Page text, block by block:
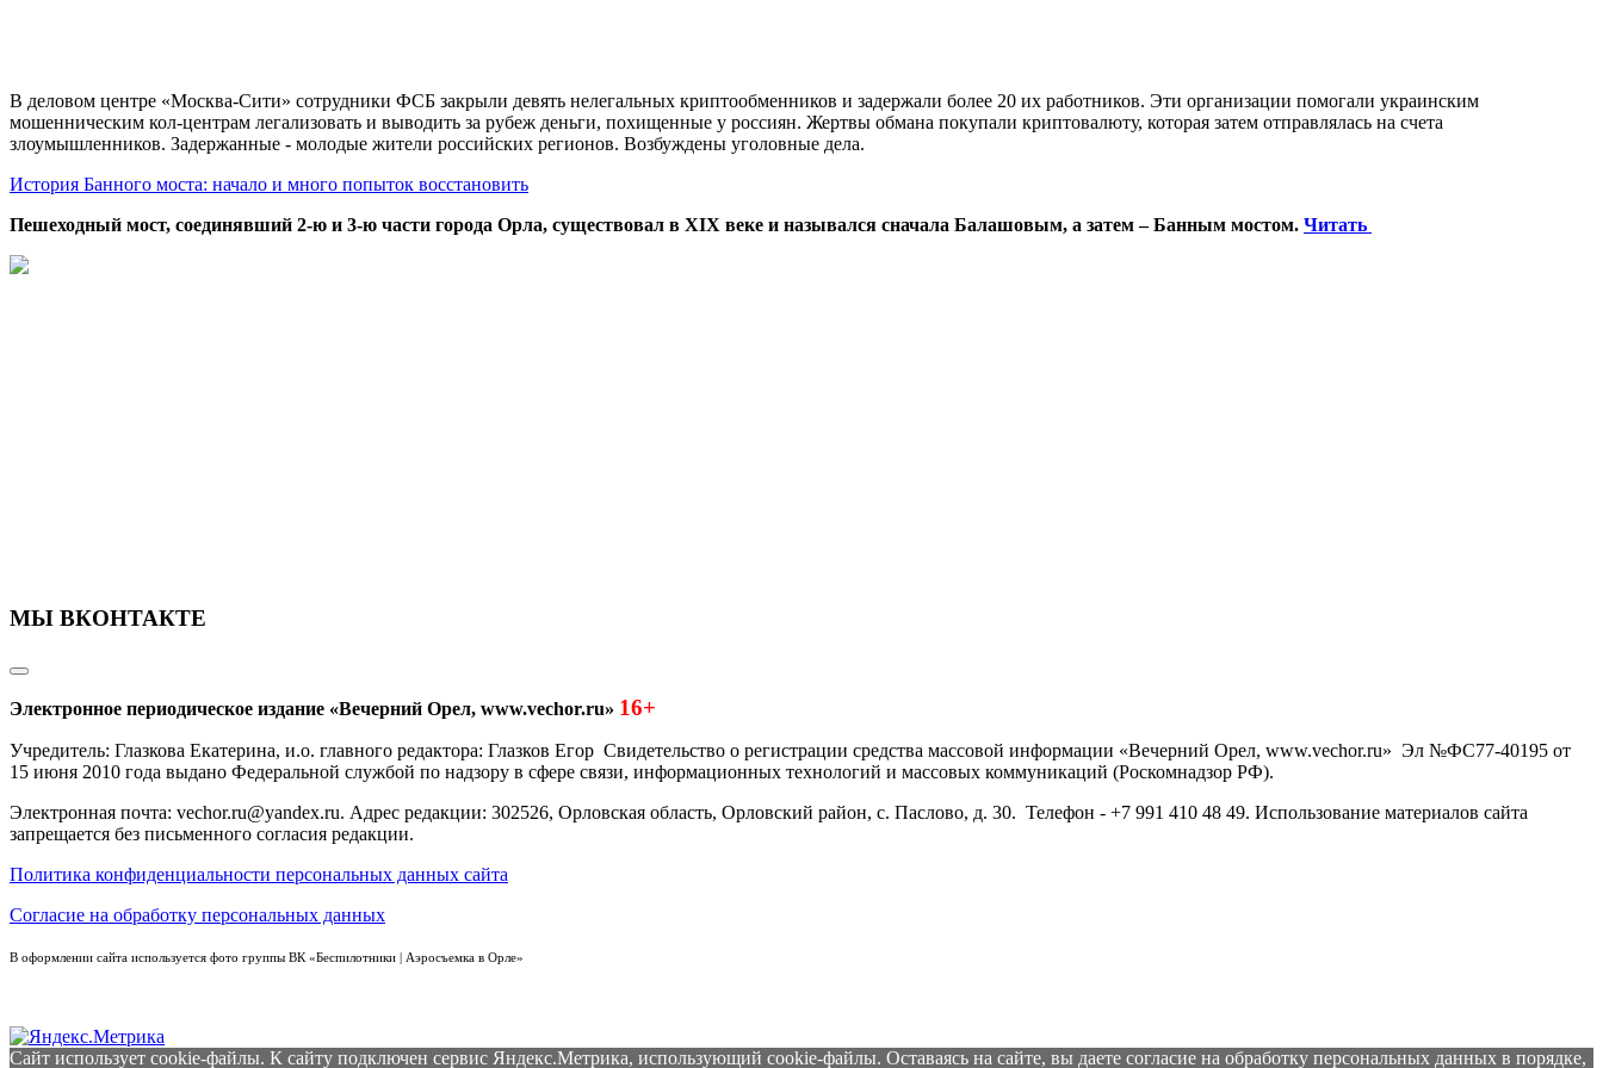
В деловом центре «Москва-Сити» сотрудники ФСБ закрыли девять нелегальных криптообменников и задержали более 20 их работников. Эти организации помогали украинским
мошенническим кол-центрам легализовать и выводить за рубеж деньги, похищенные у россиян. Жертвы обмана покупали криптовалюту, которая затем отправлялась на счета
злоумышленников. Задержанные - молодые жители российских регионов. Возбуждены уголовные дела.
История Банного моста: начало и много попыток восстановить
Пешеходный мост, соединявший 2-ю и 3-ю части города Орла, существовал в XIX веке и назывался сначала Балашовым, а затем – Банным мостом. Читать
МЫ ВКОНТАКТЕ
Электронное периодическое издание «Вечерний Орел, www.vechor.ru» 16+
Учредитель: Глазкова Екатерина, и.о. главного редактора: Глазков Егор Свидетельство о регистрации средства массовой информации «Вечерний Орел, www.vechor.ru» Эл №ФС77-40195 от
15 июня 2010 года выдано Федеральной службой по надзору в сфере связи, информационных технологий и массовых коммуникаций (Роскомнадзор РФ).
Электронная почта: vechor.ru@yandex.ru. Адрес редакции: 302526, Орловская область, Орловский район, с. Паслово, д. 30. Телефон - +7 991 410 48 49. Использование материалов сайта
запрещается без письменного согласия редакции.
Политика конфиденциальности персональных данных сайта
Согласие на обработку персональных данных
В оформлении сайта используется фото группы ВК «Беспилотники | Аэросъемка в Орле»
Сайт использует cookie-файлы. К cайту подключен сервис Яндекс.Метрика, использующий cookie-файлы. Оставаясь на сайте, вы даете согласие на обработку персональных данных в порядке,